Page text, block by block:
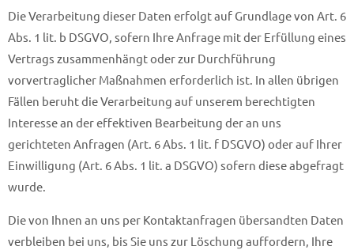
Die Verarbeitung dieser Daten erfolgt auf Grundlage von Art. 6
Abs. 1 lit. b DSGVO, sofern Ihre Anfrage mit der Erfüllung eines
Vertrags zusammenhängt oder zur Durchführung
vorvertraglicher Maßnahmen erforderlich ist. In allen übrigen
Fällen beruht die Verarbeitung auf unserem berechtigten
Interesse an der effektiven Bearbeitung der an uns
gerichteten Anfragen (Art. 6 Abs. 1 lit. f DSGVO) oder auf Ihrer
Einwilligung (Art. 6 Abs. 1 lit. a DSGVO) sofern diese abgefragt
wurde.
Die von Ihnen an uns per Kontaktanfragen übersandten Daten
verbleiben bei uns, bis Sie uns zur Löschung auffordern, Ihre